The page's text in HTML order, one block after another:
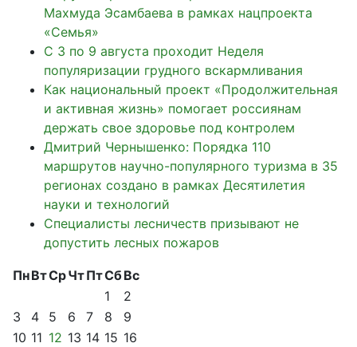
Махмуда Эсамбаева в рамках нацпроекта
«Семья»
С 3 по 9 августа проходит Неделя
популяризации грудного вскармливания
Как национальный проект «Продолжительная
и активная жизнь» помогает россиянам
держать свое здоровье под контролем
Дмитрий Чернышенко: Порядка 110
маршрутов научно-популярного туризма в 35
регионах создано в рамках Десятилетия
науки и технологий
Специалисты лесничеств призывают не
допустить лесных пожаров
ПнВтСрЧтПтСбВс
1
2
3
4 5 6 7 8
9
10 11 12 13 14 15 16